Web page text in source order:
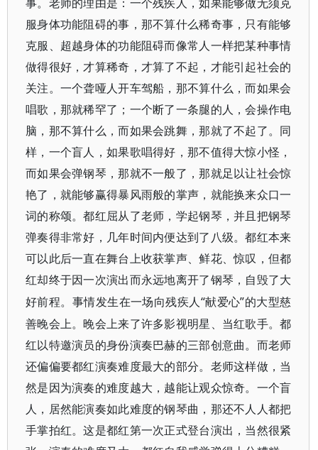
事。老师的理由是：一个残疾人，如果能够做无须克
服身体功能阻碍的事，那不算什么稀奇事，只有能够
克服、超越身体的功能阻碍而像常人一样把某种事情
做得很好，才算稀奇，才算了不起，才能引起社会的
关注。一个聋哑人开车驾船，那不算什么，而如果会
唱歌，那就稀罕了；一个断了一条腿的人，会操作电
脑，那不算什么，而如果会跳舞，那就了不起了。同
样，一个盲人，如果歌唱得好，那不值得大惊小怪，
而如果会弹钢琴，那就不一般了，那就足以让社会惊
艳了，就能够赢得暴风雨般的掌声，就能换来众口一
词的称颂。都红屈从了老师，学起钢琴，并且把钢琴
弹奏得非常好，几年时间内便达到了八级。都红本来
可以此后一直在舞台上收获掌声、鲜花、惊叹，但都
红却终于因一次演出而永远地离开了钢琴，自毁了大
好前程。事情发生在一场向残疾人 “献爱心”的大型慈
善晚会上。晚会上来了许多影视明星、当红歌手。都
红以特邀演员的身份演奏巴赫的三部创意曲。而老师
还偏偏要都红演奏难度最大的部分。老师这样做，当
然是因为演奏的难度越大，越能让观众惊奇。一个盲
人，居然能演奏如此难度的钢琴曲，那还不人人都把
手掌拍红。这是都红第一次正式登台演出，当然很紧